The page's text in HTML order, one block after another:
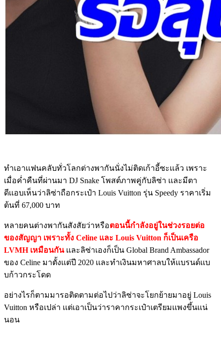
ทำเอาเเฟนคลับทั่วโลกต่างพากันนั่งไม่ติดเก้าอี้ซะเเล้ว เพราะ
เมื่อค่ำคืนที่ผ่านมา DJ Snake โพสต์ภาพคู่กับลิซ่า เเละมีตา
ดีเเอบเห็นว่าลิซ่าถือกระเป๋า Louis Vuitton รุ่น Speedy ราคาเริ่ม
ต้นที่ 67,000 บาท
หลายคนต่างพากันสังสัยว่าหรือตอนนี้กำลังอยู่ในช่วงรอยต่อ
ของสัญญา เพราะทั้ง Celine และ Louis Vuitton ก็เป็นเครือ
LVMH เหมือนกันเเละลิซ่าเองก็เป็น Global Brand Ambassador
ของ Celine มาตั้งเเต่ปี 2020 เเละทำเงินมหาศาลบให้เเบรนด์เเบ
บก้าวกระโดด
อย่างไรก็ตามมารอติดตามต่อไปว่าลิซ่าจะโยกย้ายมาอยู่ Louis
Vuitton หรือเปล่า เเต่เอาเป็นว่าราคากระเป๋าเตรียมเเพงขึ้นเเน่
นอน